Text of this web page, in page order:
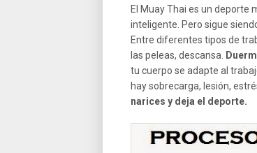
El Muay Thai es un
inteligente. Pero sigue
Entre diferentes tipos de
las peleas, descansa.
tu cuerpo se adapte al
hay sobrecarga, lesión,
narices y deja el deporte.